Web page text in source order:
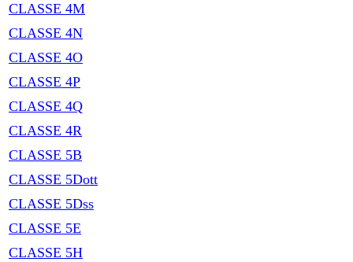
CLASSE 4M
CLASSE 4N
CLASSE 4O
CLASSE 4P
CLASSE 4Q
CLASSE 4R
CLASSE 5B
CLASSE 5Dott
CLASSE 5Dss
CLASSE 5E
CLASSE 5H